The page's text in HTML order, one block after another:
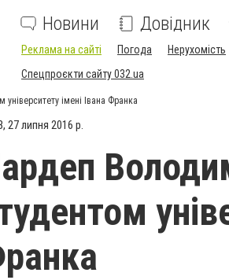
Новини Довідник
Реклама на сайті Погода Нерухомість
Спецпроєкти сайту 032.ua
імені Івана Франка
27 липня 2016 р.